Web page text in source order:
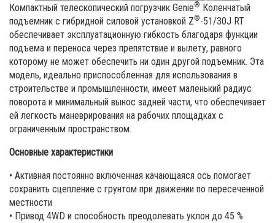
Карьерные возможности
Посетите сайт Terex.com
Отношения Terex® с инвесторами
Компактный телескопический погрузчик Genie® Коленчатый
подъемник с гибридной силовой установкой Z®-51/30J RT
обеспечивает эксплуатационную гибкость благодаря функции
подъема и переноса через препятствие и вылету, равного
которому не может обеспечить ни один другой подъемник. Эта
модель, идеально приспособленная для использования в
строительстве и промышленности, имеет маленький радиус
поворота и минимальный вынос задней части, что обеспечивает
ей легкость маневрирования на рабочих площадках с
ограниченным пространством.
Основные характеристики
• Активная постоянно включенная качающаяся ось помогает
сохранить сцепление с грунтом при движении по пересеченной
местности
• Привод 4WD и способность преодолевать уклон до 45 %